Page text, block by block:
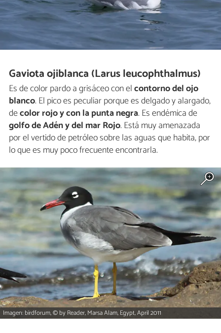
Gaviota ojiblanca (Larus leucophthalmus)
Es de color pardo a grisáceo con elcontorno del ojo
blanco. El pico es peculiar porque es delgado y alargado,
decolor rojo y con la punta negra. Es endémica de
golfo de Adén y del mar Rojo. Está muy amenazada
por el vertido de petróleo sobre las aguas que habita, por
lo que es muy poco frecuente encontrarla.
Imagen: birdforum, © by Reader, Marsa Alam, Egypt, April 2011